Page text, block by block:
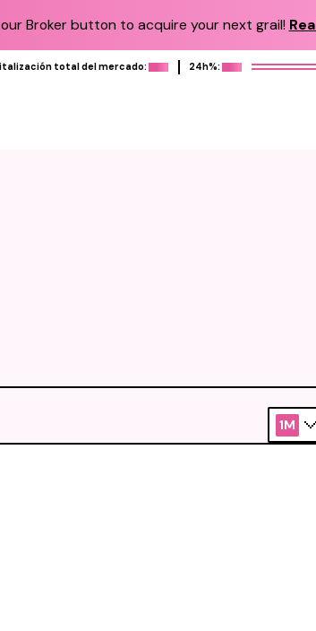
Broker button to acquire your next grail!
total del mercado: 24h%:
1M